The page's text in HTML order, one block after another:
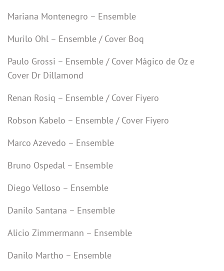
Mariana Montenegro – Ensemble
Murilo Ohl – Ensemble / Cover Boq
Paulo Grossi – Ensemble / Cover Mágico de Oz e
Cover Dr Dillamond
Renan Rosiq – Ensemble / Cover Fiyero
Robson Kabelo – Ensemble / Cover Fiyero
Marco Azevedo – Ensemble
Bruno Ospedal – Ensemble
Diego Velloso – Ensemble
Danilo Santana – Ensemble
Alicio Zimmermann – Ensemble
Danilo Martho – Ensemble